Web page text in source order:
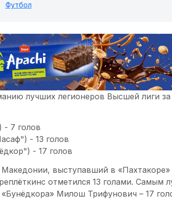
Футбол
лучших легионеров Высшей лиги за
- 7 голов
- 13 голов
- 17 голов
выступавший в «Пахтакоре»
отметился 13 голами. Самым
Милош Трифунович – 17